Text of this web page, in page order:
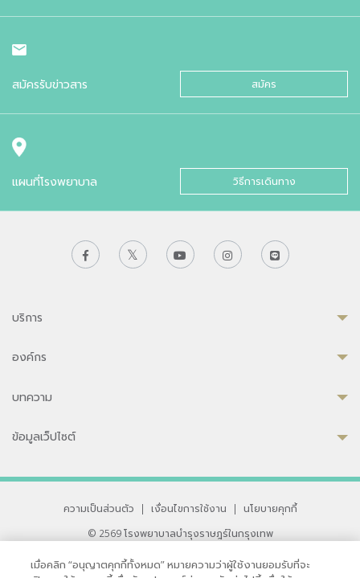
สมัครรับข่าวสาร สมัคร
แผนที่โรงพยาบาล วิธีการเดินทาง
บริการ
องค์กร
บทความ
ข้อมูลเว็ปไซต์
ความเป็นส่วนตัว | เงื่อนไขการใช้งาน |
นโยบายคุกกี้
© 2569 โรงพยาบาลบำรุงราษฎร์ในกรุงเทพ
เมื่อคลิก “อนุญาตคุกกี้ทั้งหมด” หมายความว่าผู้ใช้งานยอมรับที่จะ